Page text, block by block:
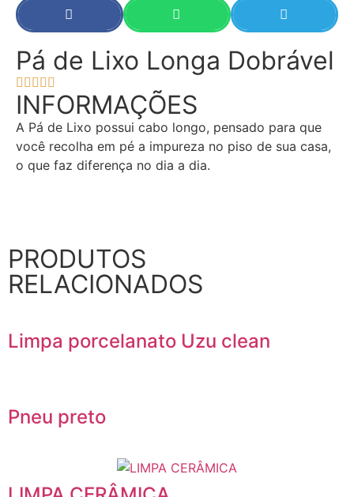
Pá de Lixo Longa Dobrável
    
INFORMAÇÕES
A Pá de Lixo possui cabo longo, pensado para que
você recolha em pé a impureza no piso de sua casa,
o que faz diferença no dia a dia.
PRODUTOS
RELACIONADOS
Limpa porcelanato Uzu clean
Pneu preto